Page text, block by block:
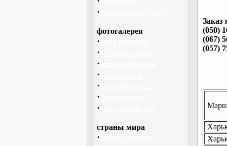
·
фотогалерея
·
·
·
·
·
·
·
страны мира
·
Заказ
(050)
(067)
(057)